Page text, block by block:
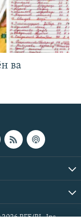
ва
RFE/RL. Inc.